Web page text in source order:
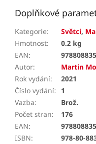
Doplňkové
Kategorie: Světci,
Hmotnost:
0.2 kg
EAN:
Autor:
Martin
Rok vydání:
2021
Číslo vydání:
1
Vazba:
Brož.
Počet stran:
176
EAN:
ISBN: 978-80-